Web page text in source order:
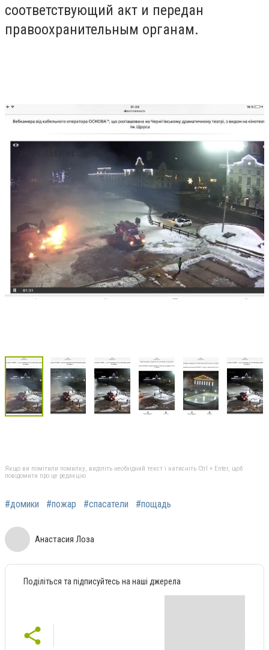
соответствующий акт и передан
правоохранительным органам.
Якщо ви помітили помилку, виділіть необхідний текст і натисніть Ctrl + Enter, щоб
повідомити про це редакцію
#домики #пожар #спасатели #пощадь
Анастасия Лоза
Поділіться та підписуйтесь на наші джерела